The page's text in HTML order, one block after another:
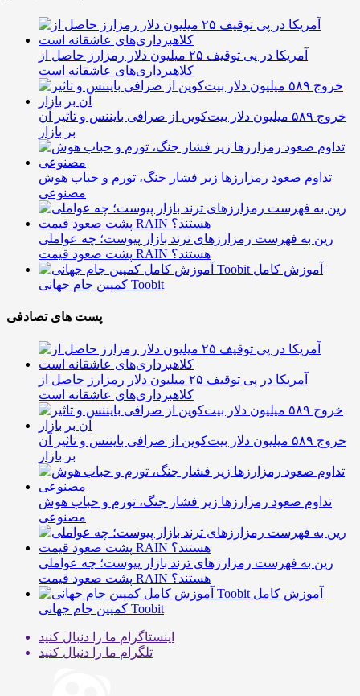
آمریکا در پی توقیف ۲۵ میلیون دلار رمزارز حاصل از
کلاهبرداری‌های عاشقانه است
خروج ۵۸۹ میلیون دلار بیت‌کوین از صرافی بایننس و تاثیر آن
بر بازار
تداوم صعود رمزارزها زیر فشار جنگ، تورم و حباب هوش
مصنوعی
رین به فهرست رمزارزهای ترند بازار پیوست؛ چه عواملی
پشت صعود قیمت RAIN هستند؟
آموزش کامل
کمپین جام جهانی Toobit
پست های تصادفی
آمریکا در پی توقیف ۲۵ میلیون دلار رمزارز حاصل از
کلاهبرداری‌های عاشقانه است
خروج ۵۸۹ میلیون دلار بیت‌کوین از صرافی بایننس و تاثیر آن
بر بازار
تداوم صعود رمزارزها زیر فشار جنگ، تورم و حباب هوش
مصنوعی
رین به فهرست رمزارزهای ترند بازار پیوست؛ چه عواملی
پشت صعود قیمت RAIN هستند؟
آموزش کامل
کمپین جام جهانی Toobit
اینستاگرام ما را دنبال کنید
تلگرام ما را دنبال کنید